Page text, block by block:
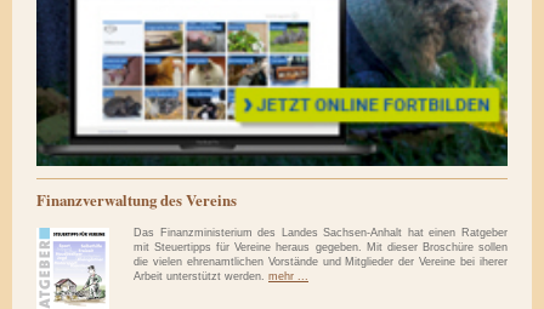
Finanzverwaltung des Vereins
Das Finanzministerium des Landes Sachsen-Anhalt hat einen Ratgeber
mit Steuertipps für Vereine heraus gegeben. Mit dieser Broschüre sollen
die vielen ehrenamtlichen Vorstände und Mitglieder der Vereine bei iherer
Arbeit unterstützt werden. mehr ...